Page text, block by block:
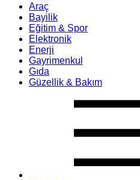
Araç
Bayilik
Eğitim & Spor
Elektronik
Enerji
Gayrimenkul
Gıda
Güzellik & Bakım